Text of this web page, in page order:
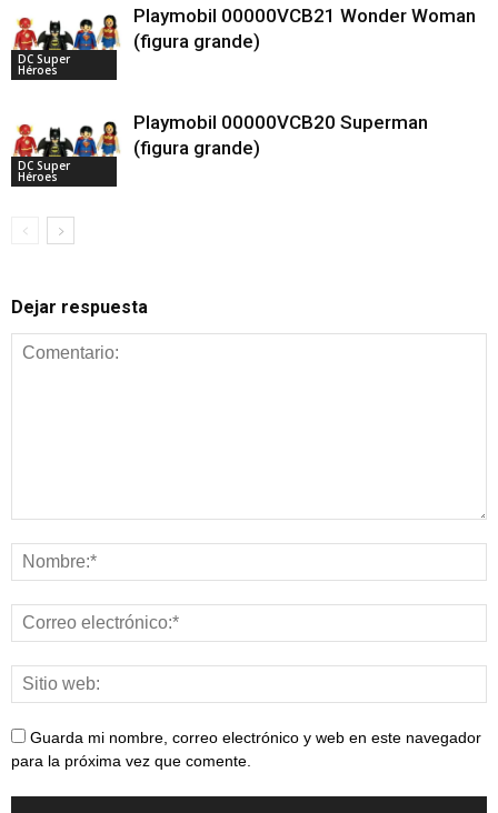
DC Super
Héroes
Playmobil 00000VCB21 Wonder Woman
(figura grande)
DC Super
Héroes
Playmobil 00000VCB20 Superman
(figura grande)
Dejar respuesta
Guarda mi nombre, correo electrónico y web en este navegador
para la próxima vez que comente.